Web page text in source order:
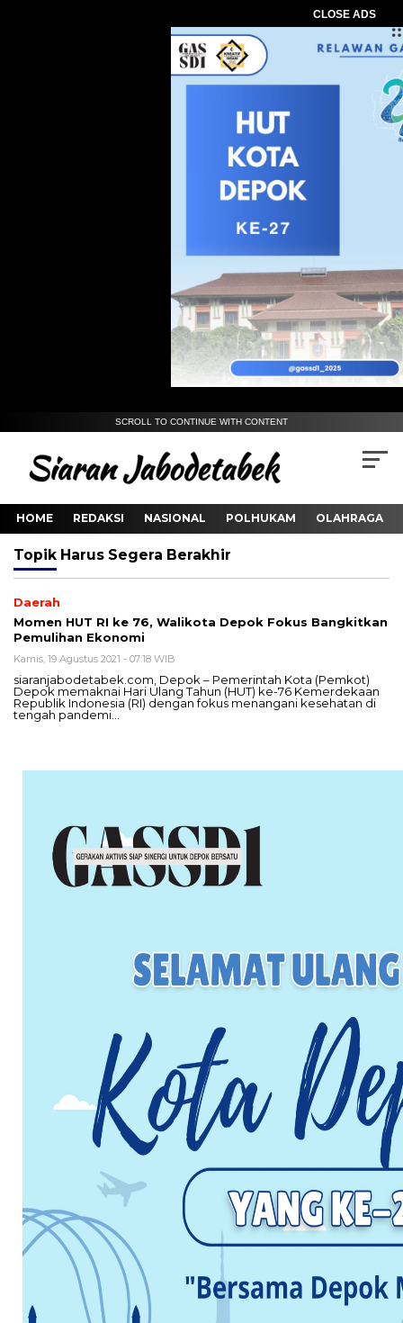
CLOSE ADS
SCROLL TO CONTINUE WITH CONTENT
HOME REDAKSI NASIONAL POLHUKAM OLAHRAGA
Topik Harus Segera Berakhir
Daerah
Momen HUT RI ke 76, Walikota Depok Fokus Bangkitkan
Pemulihan Ekonomi
Kamis, 19 Agustus 2021 - 07:18 WIB
siaranjabodetabek.com, Depok – Pemerintah Kota (Pemkot)
Depok memaknai Hari Ulang Tahun (HUT) ke-76 Kemerdekaan
Republik Indonesia (RI) dengan fokus menangani kesehatan di
tengah pandemi…